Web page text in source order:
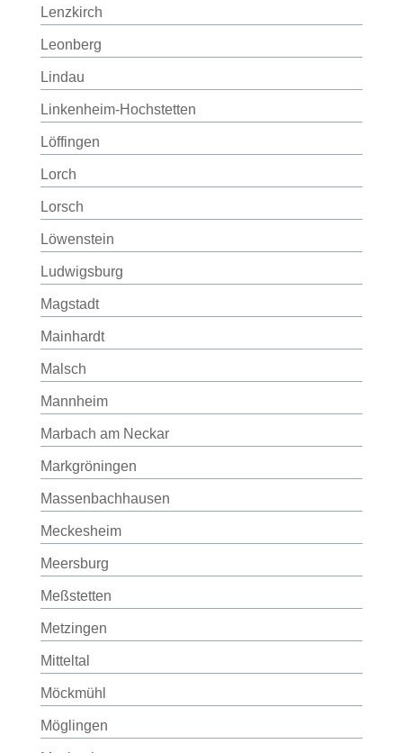
Lenzkirch
Leonberg
Lindau
Linkenheim-Hochstetten
Löffingen
Lorch
Lorsch
Löwenstein
Ludwigsburg
Magstadt
Mainhardt
Malsch
Mannheim
Marbach am Neckar
Markgröningen
Massenbachhausen
Meckesheim
Meersburg
Meßstetten
Metzingen
Mitteltal
Möckmühl
Möglingen